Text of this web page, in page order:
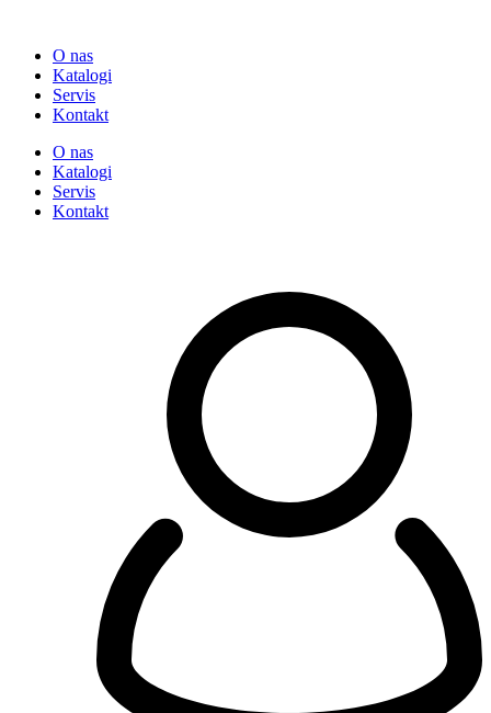
O nas
Katalogi
Servis
Kontakt
O nas
Katalogi
Servis
Kontakt